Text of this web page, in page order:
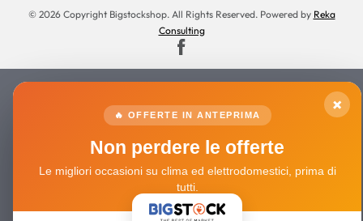
© 2026 Copyright Bigstockshop. All Rights Reserved. Powered by Reka
Consulting
×
🔥 OFFERTE IN ANTEPRIMA
Non perdere le offerte
Le migliori occasioni su clima ed elettrodomestici, prima di
tutti.